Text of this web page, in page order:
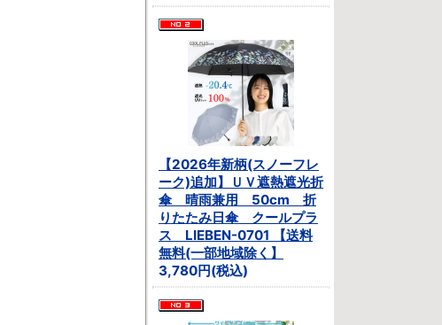
【2026年新柄(スノーフレ
ーク)追加】ＵＶ遮熱遮光折
傘 晴雨兼用 50cm 折
りたたみ日傘 クールプラ
ス LIEBEN-0701 【送料
無料(一部地域除く】
3,780円(税込)